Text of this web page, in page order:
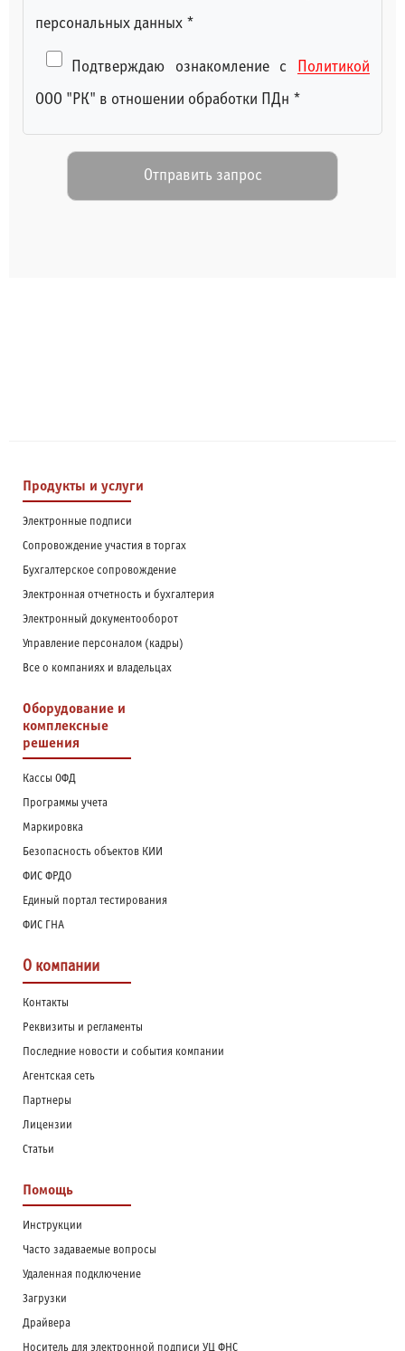
персональных данных *
Подтверждаю ознакомление с Политикой
ООО "РК" в отношении обработки ПДн *
Продукты и услуги
Электронные подписи
Сопровождение участия в торгах
Бухгалтерское сопровождение
Электронная отчетность и бухгалтерия
Электронный документооборот
Управление персоналом (кадры)
Все о компаниях и владельцах
Оборудование и
комплексные
решения
Кассы ОФД
Программы учета
Маркировка
Безопасность объектов КИИ
ФИС ФРДО
Единый портал тестирования
ФИС ГНА
О компании
Контакты
Реквизиты и регламенты
Последние новости и события компании
Агентская сеть
Партнеры
Лицензии
Статьи
Помощь
Инструкции
Часто задаваемые вопросы
Удаленная подключение
Загрузки
Драйвера
Носитель для электронной подписи УЦ ФНС